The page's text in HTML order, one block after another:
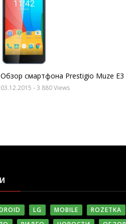
Обзор смартфона Prestigio Muze E3
03.12.2015 - 3 880 Views
LG MOBILE
ROZETKA